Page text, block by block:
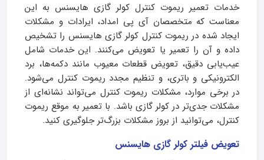
خدمات تعمیر ریموت کنترل کولر گازی هایسنس به این
معناست که متخصصان آی پی امداد، ایرادات و مشکلات
ایجاد شده در ریموت کنترل کولر گازی هایسنس را تشخیص
داده و آن را تعمیر یا تعویض می‌کنند. این خدمات شامل
عیب‌یابی دقیق، تعویض قطعات معیوب مانند دکمه‌ها، برد
الکترونیکی و باتری، و تنظیم مجدد ریموت کنترل می‌شود.
در برخی موارد، مشکلات ریموت کنترل می‌تواند نشانه‌ای از
مشکلات جدی‌تر در کولر گازی باشد. با تعمیر به موقع ریموت
کنترل، می‌توانید از بروز مشکلات بزرگ‌تر جلوگیری کنید.
تعویض فیلتر کولر گازی هایسنس